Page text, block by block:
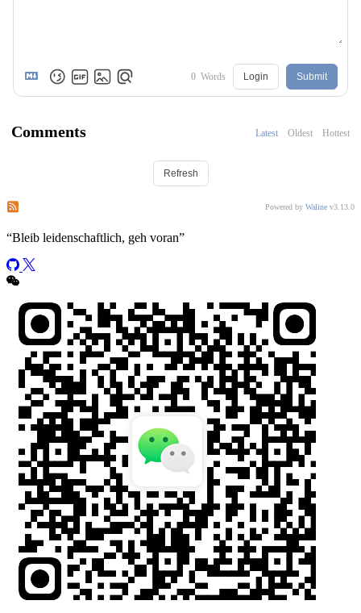
0 Words Login Submit
Comments Latest Oldest Hottest
Refresh
Powered by Waline v3.13.0
“Bleib leidenschaftlich, geh voran”